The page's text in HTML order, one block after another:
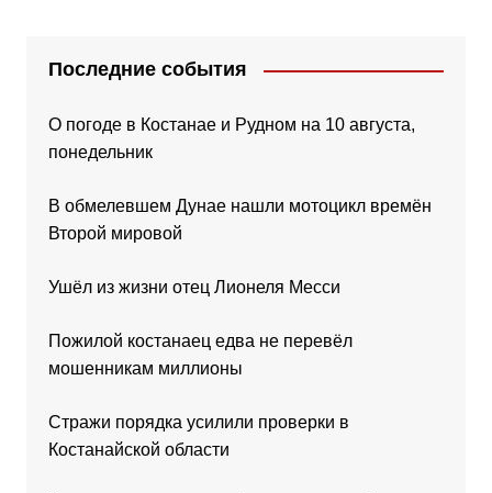
Последние события
О погоде в Костанае и Рудном на 10 августа,
понедельник
В обмелевшем Дунае нашли мотоцикл времён
Второй мировой
Ушёл из жизни отец Лионеля Месси
Пожилой костанаец едва не перевёл
мошенникам миллионы
Стражи порядка усилили проверки в
Костанайской области